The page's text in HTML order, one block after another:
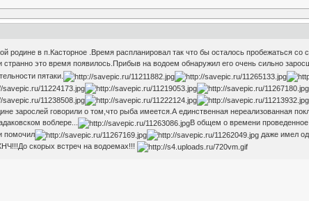
родине в п.Касторное .Время распланировал так что бы осталось пробежаться
странно это время появилось.Прибыв на водоем обнаружил его очень сильно
пятаки.
зарослей говорили о том,что рыба имеется.А единственная нереализованная
воблере...
В общем о времени проведенное
помочил
даже имел
скорых встреч на водоемах!!!